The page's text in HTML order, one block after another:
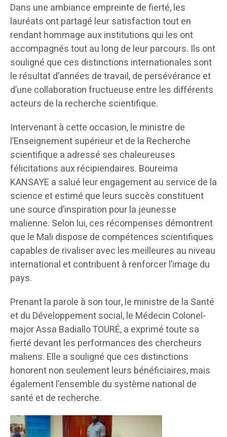
Dans une ambiance empreinte de fierté, les
lauréats ont partagé leur satisfaction tout en
rendant hommage aux institutions qui les ont
accompagnés tout au long de leur parcours. Ils ont
souligné que ces distinctions internationales sont
le résultat d’années de travail, de persévérance et
d’une collaboration fructueuse entre les différents
acteurs de la recherche scientifique.
Intervenant à cette occasion, le ministre de
l’Enseignement supérieur et de la Recherche
scientifique a adressé ses chaleureuses
félicitations aux récipiendaires. Boureima
KANSAYE a salué leur engagement au service de la
science et estimé que leurs succès constituent
une source d’inspiration pour la jeunesse
malienne. Selon lui, ces récompenses démontrent
que le Mali dispose de compétences scientifiques
capables de rivaliser avec les meilleures au niveau
international et contribuent à renforcer l’image du
pays.
Prenant la parole à son tour, le ministre de la Santé
et du Développement social, le Médecin Colonel-
major Assa Badiallo TOURÉ, a exprimé toute sa
fierté devant les performances des chercheurs
maliens. Elle a souligné que ces distinctions
honorent non seulement leurs bénéficiaires, mais
également l’ensemble du système national de
santé et de recherche.